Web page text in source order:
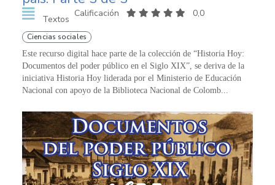
Textos
Calificación 0,0
Ciencias sociales
Este recurso digital hace parte de la colección de “Historia Hoy:
Documentos del poder público en el Siglo XIX”, se deriva de la
iniciativa Historia Hoy liderada por el Ministerio de Educación
Nacional con apoyo de la Biblioteca Nacional de Colomb...